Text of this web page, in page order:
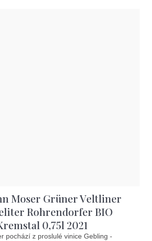
Moser Grüner Veltliner
Rohrendorfer BIO
0,75l 2021
pochází z proslulé vinice Gebling -